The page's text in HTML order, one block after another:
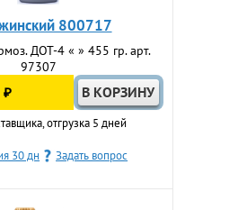
800717
ДОТ-4 « » 455 гр. арт.
97307
₽
отгрузка 5 дней
30 дн Задать вопрос